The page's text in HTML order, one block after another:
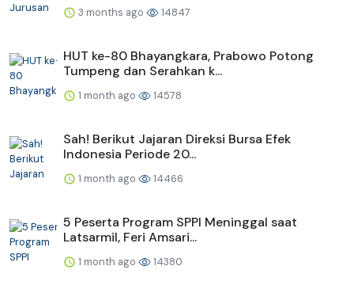
3 months ago 14847
HUT ke-80 Bhayangkara, Prabowo Potong
Tumpeng dan Serahkan k...
1 month ago 14578
Sah! Berikut Jajaran Direksi Bursa Efek
Indonesia Periode 20...
1 month ago 14466
5 Peserta Program SPPI Meninggal saat
Latsarmil, Feri Amsari...
1 month ago 14380